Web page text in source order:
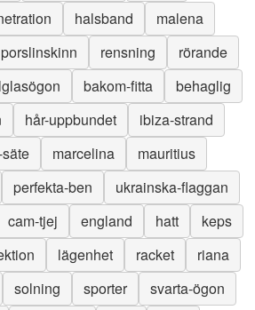
halsband
malena
porslinskinn rensning
rörande
bakom-fitta
behaglig
hår-uppbundet
ibiza-strand
marcelina
mauritius
perfekta-ben
ukrainska-flaggan
cam-tjej england hatt
keps
lägenhet racket
riana
solning sporter
svarta-ögon